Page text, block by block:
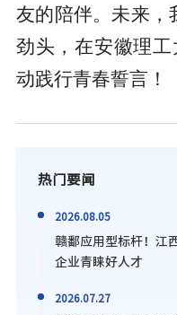
友的陪伴。未来，
劲头，在安徽理
动践行青春誓言！
热门要闻
2026.08.05
赣鄱应用型标杆！江
企业青睐好人才
2026.07.27